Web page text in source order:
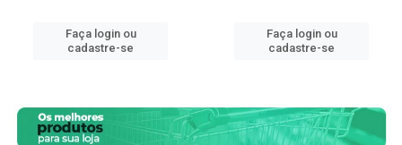
Faça login ou
cadastre-se
Faça login ou
cadastre-se